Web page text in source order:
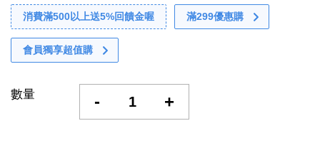
消費滿500以上送5%回饋金喔 滿299優惠購
會員獨享超值購
數量 - +